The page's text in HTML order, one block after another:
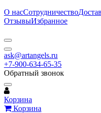
О насСотрудничество
ОтзывыИзбранное
ask@artangels.ru
+7-900-634-65-35
Обратный звонок
Корзина
Корзина